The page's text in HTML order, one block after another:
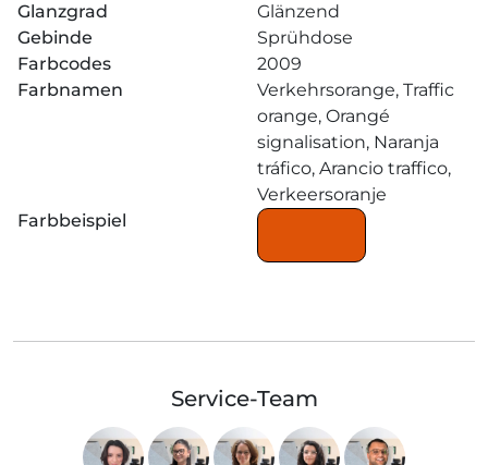
Glanzgrad
Glänzend
Gebinde
Sprühdose
Farbcodes
2009
Farbnamen
Verkehrsorange, Traffic
orange, Orangé
signalisation, Naranja
tráfico, Arancio traffico,
Verkeersoranje
Farbbeispiel
Service-Team